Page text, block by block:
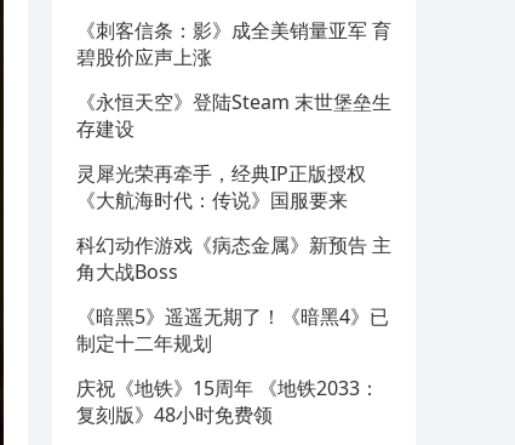
《刺客信条：影》成全美销量亚军 育
碧股价应声上涨
《永恒天空》登陆Steam 末世堡垒生
存建设
灵犀光荣再牵手，经典IP正版授权
《大航海时代：传说》国服要来
科幻动作游戏《病态金属》新预告 主
角大战Boss
《暗黑5》遥遥无期了！《暗黑4》已
制定十二年规划
庆祝《地铁》15周年 《地铁2033：
复刻版》48小时免费领